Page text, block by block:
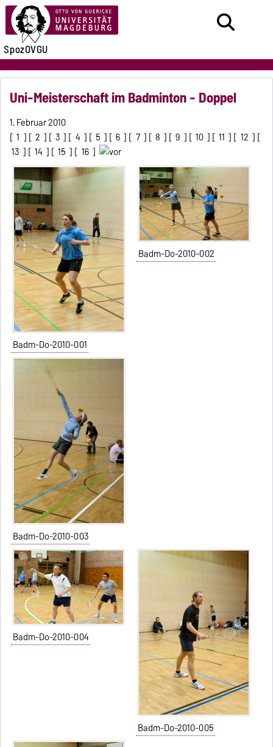
SpozOVGU
Uni-Meisterschaft im Badminton - Doppel
1. Februar 2010
[ 1 ] [ 2 ] [ 3 ] [ 4 ] [ 5 ] [ 6 ] [ 7 ] [ 8 ] [ 9 ] [ 10 ] [ 11 ] [ 12 ] [
13 ] [ 14 ] [ 15 ] [ 16 ]
Badm-Do-2010-001
Badm-Do-2010-002
Badm-Do-2010-003
Badm-Do-2010-004
Badm-Do-2010-005